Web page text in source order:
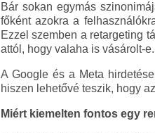
Bár sokan egymás
főként azokra a
Ezzel szemben a retargeting
attól, hogy valaha is vásárolt-e.
A Google és a Meta
hiszen lehetővé teszik, hogy
Miért kiemelten fontos egy